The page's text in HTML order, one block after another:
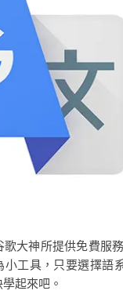
歌大神所提供免費服
小工具，只要選擇語
起來吧。